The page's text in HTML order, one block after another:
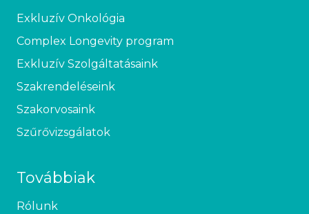
Exkluzív Onkológia
Complex Longevity program
Exkluzív Szolgáltatásaink
Szakrendeléseink
Szakorvosaink
Szűrővizsgálatok
Továbbiak
Rólunk